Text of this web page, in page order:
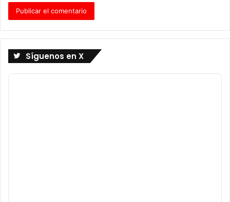
Síguenos en X